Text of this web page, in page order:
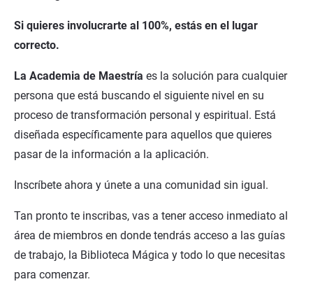
Si quieres involucrarte al 100%, estás en el lugar
correcto.
La Academia de Maestría es la solución para cualquier
persona que está buscando el siguiente nivel en su
proceso de transformación personal y espiritual. Está
diseñada específicamente para aquellos que quieres
pasar de la información a la aplicación.
Inscríbete ahora y únete a una comunidad sin igual.
Tan pronto te inscribas, vas a tener acceso inmediato al
área de miembros en donde tendrás acceso a las guías
de trabajo, la Biblioteca Mágica y todo lo que necesitas
para comenzar.